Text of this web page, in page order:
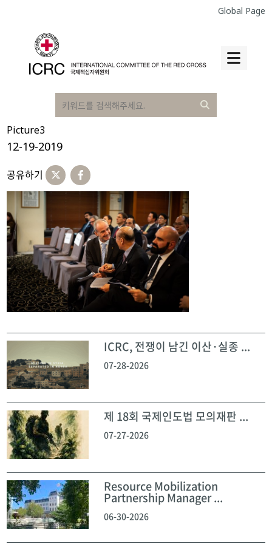
Global Page
Picture3
12-19-2019
공유하기
ICRC, 전쟁이 남긴 이산·실종 ...
07-28-2026
제 18회 국제인도법 모의재판 ...
07-27-2026
Resource Mobilization
Partnership Manager ...
06-30-2026